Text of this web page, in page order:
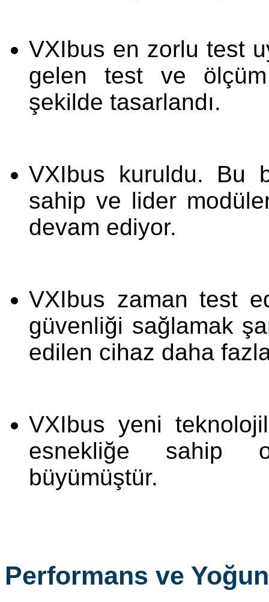
VXIbus en zorlu test
gelen test ve
şekilde tasarlandı.
VXIbus kuruldu. Bu
sahip ve lider
devam ediyor.
VXIbus zaman test
güvenliği sağlamak
edilen cihaz daha
VXIbus yeni
esnekliğe sahip
büyümüştür.
Performans ve